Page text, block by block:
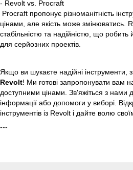
- Revolt vs. Procraft
Procraft пропонує різноманітність
цінами, але якість може змінюватись.
стабільністю та надійністю, що
для серйозних проектів.
Якщо ви шукаєте надійні інструменти,
Revolt! Ми готові запропонувати вам
доступними цінами. Зв'яжіться з нами
інформації або допомоги у виборі.
інструментів із Revolt і дайте волю
---